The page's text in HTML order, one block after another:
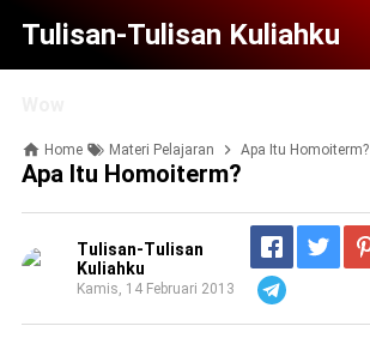
Tulisan-Tulisan Kuliahku
Home Materi Pelajaran Apa Itu Homoiterm?
Apa Itu Homoiterm?
Tulisan-Tulisan
Kuliahku
Kamis, 14 Februari 2013